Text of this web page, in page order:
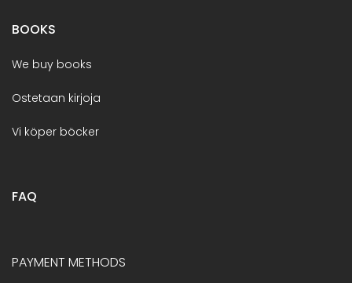
BOOKS
We buy books
Ostetaan kirjoja
Vi köper böcker
FAQ
PAYMENT METHODS